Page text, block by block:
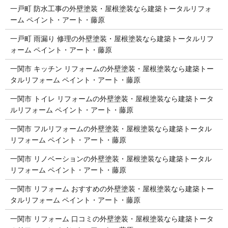
一戸町 防水工事の外壁塗装・屋根塗装なら建築トータルリフォ
ーム ペイント・アート・藤原
一戸町 雨漏り 修理の外壁塗装・屋根塗装なら建築トータルリフ
ォーム ペイント・アート・藤原
一関市 キッチン リフォームの外壁塗装・屋根塗装なら建築トー
タルリフォーム ペイント・アート・藤原
一関市 トイレ リフォームの外壁塗装・屋根塗装なら建築トータ
ルリフォーム ペイント・アート・藤原
一関市 フルリフォームの外壁塗装・屋根塗装なら建築トータル
リフォーム ペイント・アート・藤原
一関市 リノベーションの外壁塗装・屋根塗装なら建築トータル
リフォーム ペイント・アート・藤原
一関市 リフォーム おすすめの外壁塗装・屋根塗装なら建築トー
タルリフォーム ペイント・アート・藤原
一関市 リフォーム 口コミの外壁塗装・屋根塗装なら建築トータ